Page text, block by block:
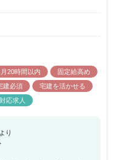
20時間以内
固定給高め
建必須
宅建を活かせる
応求人
り